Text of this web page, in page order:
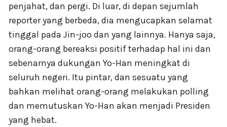
penjahat, dan pergi. Di luar, di depan sejumlah
reporter yang berbeda, dia mengucapkan selamat
tinggal pada Jin-joo dan yang lainnya. Hanya saja,
orang-orang bereaksi positif terhadap hal ini dan
sebenarnya dukungan Yo-Han meningkat di
seluruh negeri. Itu pintar, dan sesuatu yang
bahkan melihat orang-orang melakukan polling
dan memutuskan Yo-Han akan menjadi Presiden
yang hebat.